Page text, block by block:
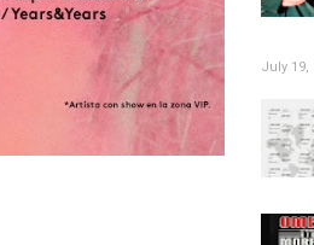
July 19,